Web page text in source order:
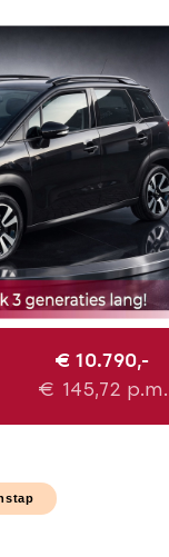
€ 10.790,-
€ 145,72 p.m.